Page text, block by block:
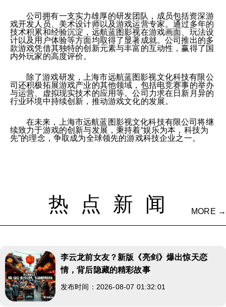
公司拥有一支实力雄厚的研发团队，成员包括资深游
戏开发人员、美术设计师以及游戏运营专家。通过多年的
技术积累和经验沉淀，远航蓝图影视在游戏画面、玩法设
计以及用户体验等方面均取得了显著成就。公司推出的多
款游戏凭借其独特的创新元素与丰富的互动性，赢得了国
内外玩家的高度评价。
除了游戏研发，上海市远航蓝图影视文化科技有限公
司还积极拓展游戏产业的其他领域，包括电竞赛事的举办
与运营、虚拟现实技术的应用等。公司力求在日新月异的
行业环境中持续创新，推动游戏文化的发展。
在未来，上海市远航蓝图影视文化科技有限公司将继
续致力于游戏的创新与发展，秉持着“娱乐为本，科技为
先”的理念，争取成为全球领先的游戏科技企业之一。
热点新闻 MORE →
李云龙前女友？新版《亮剑》爆出惊天恋
情，背后隐藏的精彩故事
发布时间：2026-08-07 01:32:01